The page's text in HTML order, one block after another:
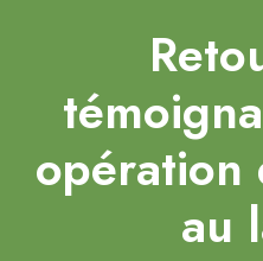
opération
au